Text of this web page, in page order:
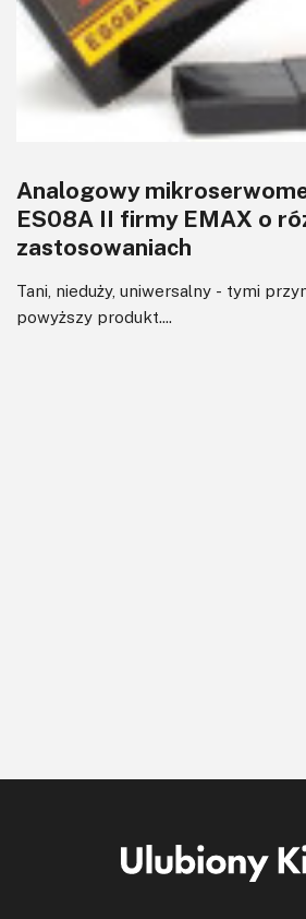
Analogowy
ES08A II firmy EMAX o
zastosowaniach
Tani, nieduży, uniwersalny - tymi
powyższy produkt....